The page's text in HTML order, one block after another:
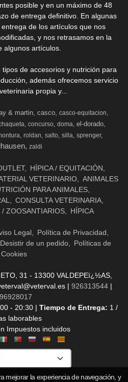
posible y en un máximo de 48
de entrega definitivo. En algunas
de los artículos que nos
y nos retrasamos en la
algunos artículos.
de accesorios y nutrición para
además ofrecemos servicio
propia y...
& martin casco
casco-equitacion
concurso doma el-dorado
roldan salto silla sprenger
zaldi
HÍPICA / EQUITACIÓN
VETERINARIO
ANIMALES
PARA ANIMALES
CONSULTA VETERINARIA
ZOOSANTIARIOS
HÍPICA
Legal
Política de Privacidad
Desistir de un pedido
Políticas de
Cookies
31 - 13300 VALDEPEï¿½AS,
| 926313544 |
- 20:30 | Tiempo de Entrega: 1 /
laborables
Impuestos incluidos
mejorar la experiencia de navegación, y